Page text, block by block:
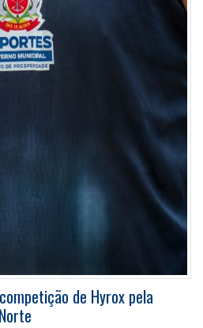
de Hyrox pela